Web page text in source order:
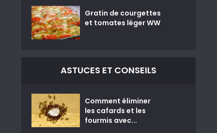
Gratin de courgettes
et tomates léger WW
ASTUCES ET CONSEILS
Comment éliminer
les cafards et les
fourmis avec...